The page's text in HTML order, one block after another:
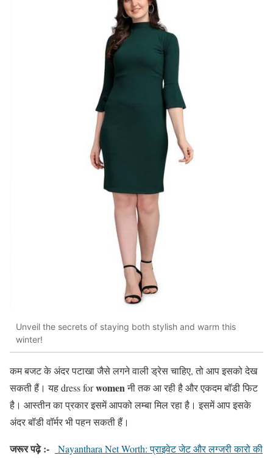
Unveil the secrets of staying both stylish and warm this
winter!
कम बजट के अंदर पटाखा जैसे लगने वाली ड्रेस चाहिए, तो आप इसको देख
सकती हैं। यह dress forwomenनी तक आ रही है और एकदम बॉडी फिट
है। आस्तीन का प्रकार इसमें आपको लम्बा मिल रहा है। इसमें आप इसके
अंदर बॉडी वॉर्मर भी पहन सकती हैं।
जरूर पढ़े :-
Nayanthara Net Worth: प्राइवेट जेट और लग्जरी कारो की